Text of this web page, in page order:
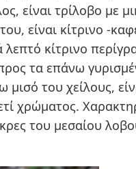
είναι τρίλοβο με
είναι κίτρινο -
κίτρινο
τα επάνω
μισό του χείλους,
χρώματος.
του μεσαίου